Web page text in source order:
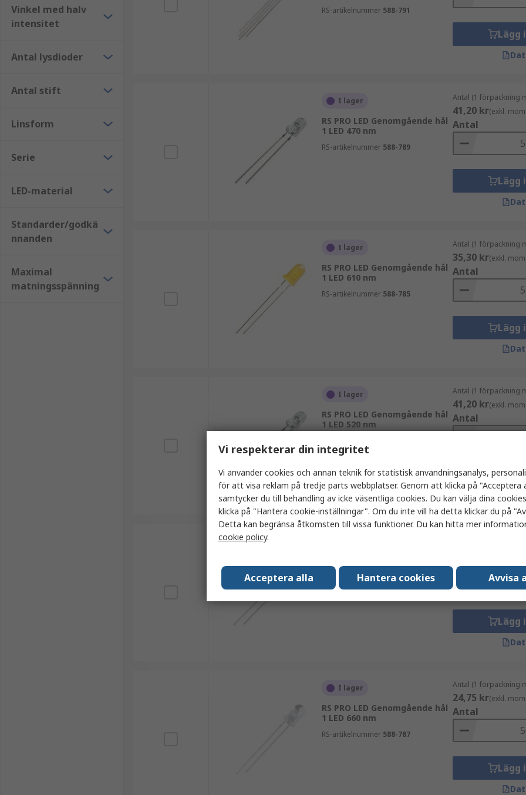
Vinkel med halv
intensitet
Antal lysdioder
Antal stift
Linsform
Serie
LED-material
Standarder/godkä
nnanden
Maximal
matningsspänning
RS-artikelnummer 588-791
Lägg
I lager
RS PRO LED Genomgående hål
1 LED 470 nm
RS-artikelnummer 588-789
Antal (1 förpackning
41,20 kr(exkl.
Antal
Lägg
I lager
RS PRO LED Genomgående hål
1 LED 610 nm
RS-artikelnummer 588-785
Antal (1 förpackning
35,30 kr(exkl.
Antal
Lägg
I lager
RS PRO LED Genomgående hål
1 LED 520 nm
Antal (1 förpackning
41,20 kr(exkl.
Antal
Lägg
1 LED 520 nm
RS-artikelnummer588-782
Antal
Lägg
I lager
RS PRO LED Genomgående hål
1 LED 660 nm
RS-artikelnummer 588-787
Antal (1 förpackning
24,75 kr(exkl.
Antal
Lägg
Vi respekterar din integritet
Vi använder cookies och annan teknik för statistisk användningsanalys,
för att visa reklam på tredje parts webbplatser. Genom att klicka på "Acceptera
samtycker du till behandling av icke väsentliga cookies. Du kan välja dina
klicka på "Hantera cookie-inställningar". Om du inte vill ha detta klickar du på
Detta kan begränsa åtkomsten till vissa funktioner. Du kan hitta mer
cookie policy.
Acceptera alla Hantera cookies Avvisa